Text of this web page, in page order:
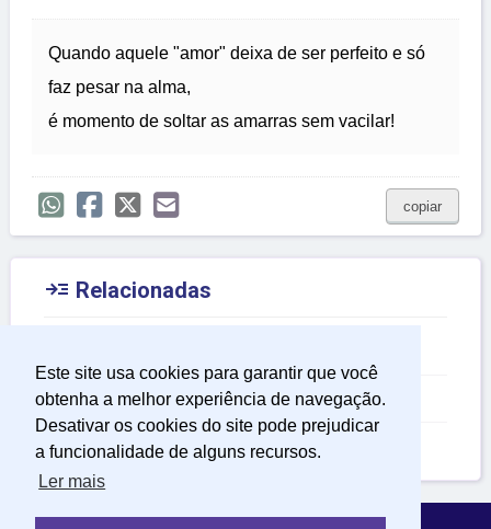
Este site usa cookies para garantir que você
obtenha a melhor experiência de navegação.
Desativar os cookies do site pode prejudicar
a funcionalidade de alguns recursos.
Ler mais
Quando aquele "amor" deixa de ser perfeito e só
faz pesar na alma,
é momento de soltar as amarras sem vacilar!
copiar
 Relacionadas
Frases de Desejo
Frases Sobre Beleza Feminina